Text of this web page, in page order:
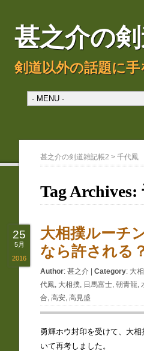
甚之介の
剣道以外の話題に
甚之介の剣道雑記帳2 >千代鳳
Tag Archives:
大相撲ルーチ
なら許される
Author:甚之介 |Category: 大
代鳳, 大相撲, 日馬富士,朝青龍,
合,高安,高見盛
勇輝ホウ封印を受けて、大
いて再考しました。
25
5月
2016